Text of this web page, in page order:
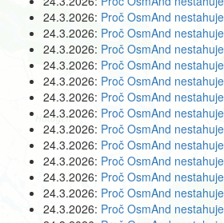
24.3.2026: Proč OsmAnd
24.3.2026: Proč OsmAnd
24.3.2026: Proč OsmAnd
24.3.2026: Proč OsmAnd
24.3.2026: Proč OsmAnd
24.3.2026: Proč OsmAnd
24.3.2026: Proč OsmAnd
24.3.2026: Proč OsmAnd
24.3.2026: Proč OsmAnd
24.3.2026: Proč OsmAnd
24.3.2026: Proč OsmAnd
24.3.2026: Proč OsmAnd
24.3.2026: Proč OsmAnd